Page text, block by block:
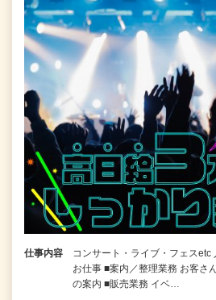
仕事内容
コンサート・ライブ・フェス
お仕事 ■案内／整理業務 お客さ
の案内 ■販売業務 イベ…